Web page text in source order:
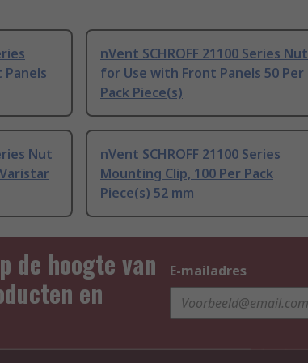
nVent SCHROFF 21100 Series Nut
for Use with Front Panels 50 Per
Pack Piece(s)
Nut
nVent SCHROFF 21100 Series
Mounting Clip, 100 Per Pack
Piece(s) 52 mm
de hoogte van
en
E-mailadres